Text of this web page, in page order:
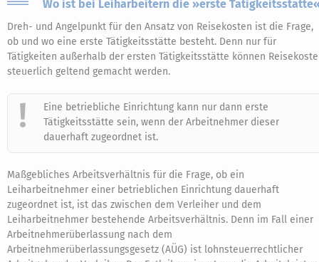
Wo ist bei Leiharbeitern die »erste
Dreh- und Angelpunkt für den Ansatz von Reisekosten ist die Frage,
ob und wo eine erste Tätigkeitsstätte besteht. Denn nur für
Tätigkeiten außerhalb der ersten Tätigkeitsstätte können
steuerlich geltend gemacht werden.
Eine betriebliche Einrichtung kann nur dann erste
Tätigkeitsstätte sein, wenn der Arbeitnehmer dieser
dauerhaft zugeordnet ist.
Maßgebliches Arbeitsverhältnis für die Frage, ob ein
Leiharbeitnehmer einer betrieblichen Einrichtung dauerhaft
zugeordnet ist, ist das zwischen dem Verleiher und dem
Leiharbeitnehmer bestehende Arbeitsverhältnis. Denn im Fall einer
Arbeitnehmerüberlassung nach dem
Arbeitnehmerüberlassungsgesetz (AÜG) ist lohnsteuerrechtlicher